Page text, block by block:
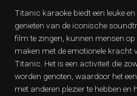
Titanic karaoke biedt een leuke
genieten van de iconische
film te zingen, kunnen mensen
maken met de emotionele kracht
Titanic. Het is een activiteit die
worden genoten, waardoor het
met anderen plezier te hebben en